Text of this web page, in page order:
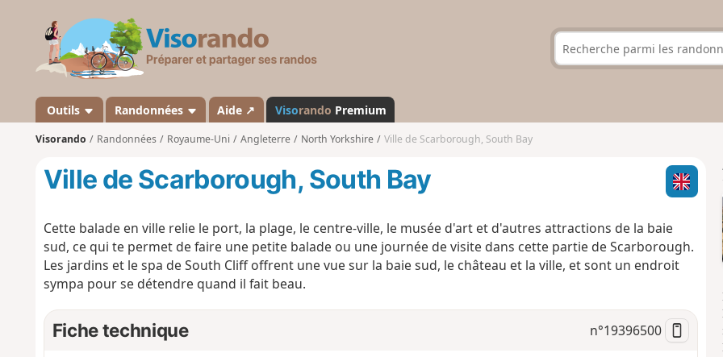
s
a
n
d
Outils Randonnées Aide ↗ Visorando Premium
Visorando Randonnées Royaume-Uni Angleterre North Yorkshire Ville de Scarborough, South Bay
Ville de Scarborough, South Bay
Cette balade en ville relie le port, la plage, le centre-ville, le musée d'art et d'autres attractions de la baie
sud, ce qui te permet de faire une petite balade ou une journée de visite dans cette partie de Scarborough.
Les jardins et le spa de South Cliff offrent une vue sur la baie sud, le château et la ville, et sont un endroit
sympa pour se détendre quand il fait beau.
Fiche technique n°19396500